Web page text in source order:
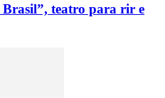
Brasil”, teatro para rir e